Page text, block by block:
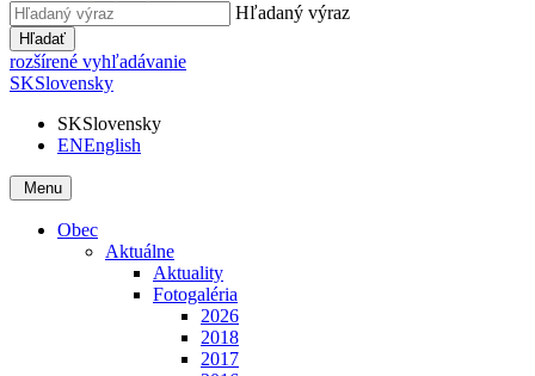
Hľadaný výraz
Hľadať
rozšírené vyhľadávanie
SKSlovensky
SKSlovensky
ENEnglish
Menu
Obec
Aktuálne
Aktuality
Fotogaléria
2026
2018
2017